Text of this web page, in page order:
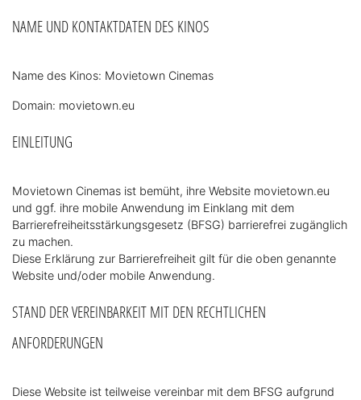
NAME UND KONTAKTDATEN DES KINOS
Name des Kinos: Movietown Cinemas
Domain: movietown.eu
EINLEITUNG
Movietown Cinemas ist bemüht, ihre Website movietown.eu
und ggf. ihre mobile Anwendung im Einklang mit dem
Barrierefreiheitsstärkungsgesetz (BFSG) barrierefrei zugänglich
zu machen.
Diese Erklärung zur Barrierefreiheit gilt für die oben genannte
Website und/oder mobile Anwendung.
STAND DER VEREINBARKEIT MIT DEN RECHTLICHEN
ANFORDERUNGEN
Diese Website ist teilweise vereinbar mit dem BFSG aufgrund